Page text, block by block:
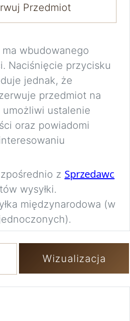
Przedmiot
wbudowanego
Naciśnięcie przycisku
jednak, że
przedmiot na
ustalenie
oraz powiadomi
z Sprzedawc
wysyłki.
międzynarodowa (w
Wizualizacja